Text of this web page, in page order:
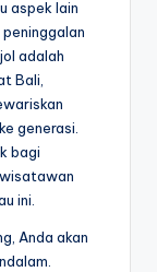
aspek lain
adalah
Bali,
generasi.
bagi
ini.
Anda akan